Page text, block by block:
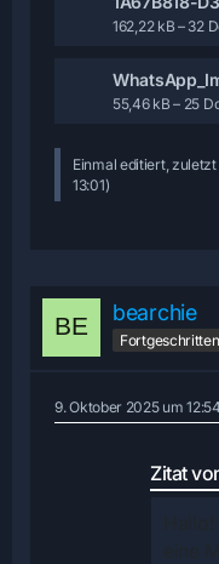
162,22 kB – 32
55,46 kB – 25
Einmal editiert,
13:01)
bearchie
9. Oktober 2025 um 12:54
Zitat